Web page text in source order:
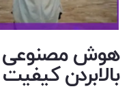
بالابردن